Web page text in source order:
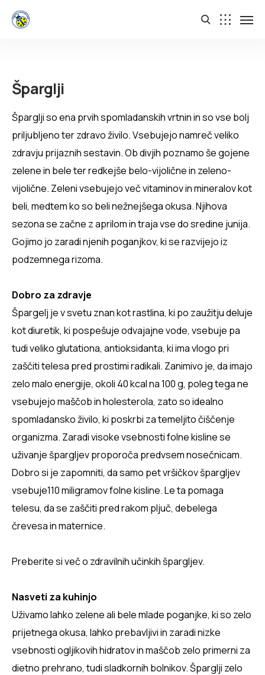
Šparglji
Šparglji so ena prvih spomladanskih vrtnin in so vse bolj
priljubljeno ter zdravo živilo. Vsebujejo namreč veliko
zdravju prijaznih sestavin. Ob divjih poznamo še gojene
zelene in bele ter redkejše belo-vijolične in zeleno-
vijolične. Zeleni vsebujejo več vitaminov in mineralov kot
beli, medtem ko so beli nežnejšega okusa. Njihova
sezona se začne z aprilom in traja vse do sredine junija.
Gojimo jo zaradi njenih poganjkov, ki se razvijejo iz
podzemnega rizoma.
Dobro za zdravje
Špargelj je v svetu znan kot rastlina, ki po zaužitju deluje
kot diuretik, ki pospešuje odvajajne vode, vsebuje pa
tudi veliko glutationa, antioksidanta, ki ima vlogo pri
zaščiti telesa pred prostimi radikali. Zanimivo je, da imajo
zelo malo energije, okoli 40 kcal na 100 g, poleg tega ne
vsebujejo maščob in holesterola, zato so idealno
spomladansko živilo, ki poskrbi za temeljito čiščenje
organizma. Zaradi visoke vsebnosti folne kisline se
uživanje špargljev proporoča predvsem nosečnicam.
Dobro si je zapomniti, da samo pet vršičkov špargljev
vsebuje110 miligramov folne kisline. Le ta pomaga
telesu, da se zaščiti pred rakom pljuč, debelega
črevesa in maternice.
Preberite si več o zdravilnih učinkih špargljev.
Nasveti za kuhinjo
Uživamo lahko zelene ali bele mlade poganjke, ki so zelo
prijetnega okusa, lahko prebavljivi in zaradi nizke
vsebnosti ogljikovih hidratov in maščob zelo primerni za
dietno prehrano, tudi sladkornih bolnikov. Šparglji zelo